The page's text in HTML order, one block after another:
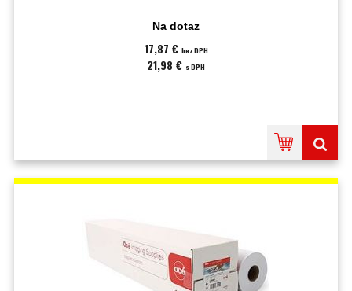
Na dotaz
17,87 € bez DPH
21,98 € s DPH